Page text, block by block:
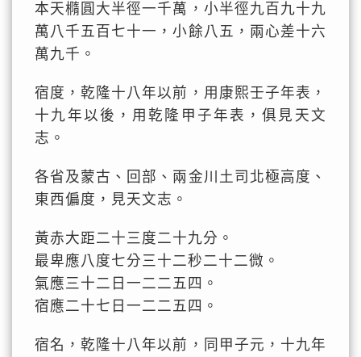
本天橢圓大半徑一千萬，小半徑九百九十九
萬八千五百七十一，小餘八五，兩心差十六
萬九千。
宿度，乾隆十八年以前，用康熙壬子年表，
十九年以後，用乾隆甲子年表，俱見天文
志。
各省及蒙古、回部、兩金川土司北極高度、
東西偏度，見天文志。
黃赤大距二十三度二十九分。
最卑應八度七分三十二秒二十二微。
氣應三十二日一二二五四。
宿應二十七日一二二五四。
宿名，乾隆十八年以前，同甲子元，十九年